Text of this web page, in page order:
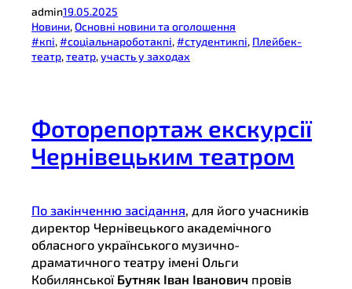
admin19.05.2025
Новини, Основні новини та оголошення
#кпі, #соціальнароботакпі, #студентикпі, Плейбек-
театр, театр, участь у заходах
Фоторепортаж екскурсії
Чернівецьким театром
По закінченню засідання, для його учасників
директор Чернівецького академічного
обласного українського музично-
драматичного театру імені Ольги
Кобилянської Бутняк Іван Іванович провів